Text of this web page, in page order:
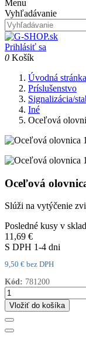
Menu
Vyhľadávanie
Prihlásiť sa
0 Košík
Úvodná stránka
Príslušenstvo
Signalizácia/
Iné
Oceľová
Oceľová
Slúži na vytýčenie
Posledné kusy v
11,69 €
S DPH 1-4 dni
9,50 € bez DPH
Kód: 781200
Vložiť do košíka